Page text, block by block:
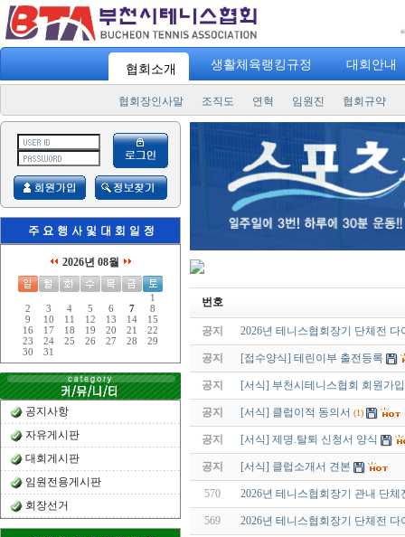
스
협회소개 생활체육랭킹규정 대회안내
협회장인사말 조직도 연혁 임원진 협회규약
2026년 08월
1
2
3 4 5 6 7
8
9
10 11 12 13 14
15
16
17 18 19 20 21
22
23
24 25 26 27 28
29
30
31
공지사항
자유게시판
대회게시판
임원전용게시판
회장선거
번호
공지 2026년 테니스협회장기 단체전
공지 [접수양식] 테린이부 출전등록
공지 [서식] 부천시테니스협회 회원가
공지 [서식] 클럽이적 동의서 (1)
공지 [서식] 제명.탈퇴 신청서 양식
공지 [서식] 클럽소개서 견본
570 2026년 테니스협회장기 관내 단
569 2026년 테니스협회장기 단체전